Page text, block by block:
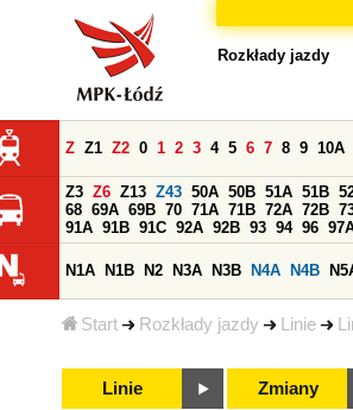
Start Rozkłady jazdy Linie
Rozkłady jazdy
Z Z1 Z2 0 1 2 3 4 5 6 7 8 9 10A
Z3 Z6 Z13 Z43 50A 50B 51A 51B
68 69A 69B 70 71A 71B 72A 72B
91A 91B 91C 92A 92B 93 94 96
N1A N1B N2 N3A N3B N4A N4B
Linie Zmiany